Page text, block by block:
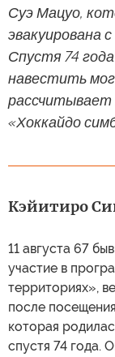
Суэ Мацуо,
эвакуирована
Спустя 74
навестить
рассчитывает
«Хоккайдо
Кэйитиро
11 августа 67
участие в
территориях»,
после
которая
спустя 74 года.